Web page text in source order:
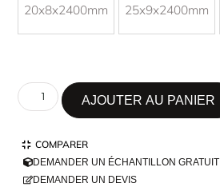
20x8x2400mm 25x9x2400mm
AJOUTER AU PANIER
COMPARER
DEMANDER UN ÉCHANTILLON GRATUIT
DEMANDER UN DEVIS